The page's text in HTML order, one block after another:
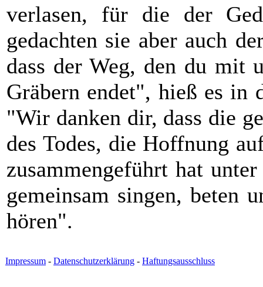
verlasen, für die der
gedachten sie aber auch
dass der Weg, den du mit
Gräbern endet", hieß es in
"Wir danken dir, dass die
des Todes, die Hoffnung
zusammengeführt hat
gemeinsam singen, beten
hören".
Impressum - Datenschutzerklärung - Haftungsausschluss